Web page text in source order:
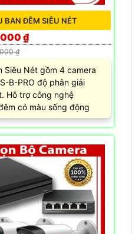
BAN ĐÊM SIÊU NÉT
₫
₫
Siêu Nét gồm 4 camera
B-PRO độ phân giải
Hỗ trợ công nghệ
có màu sống động